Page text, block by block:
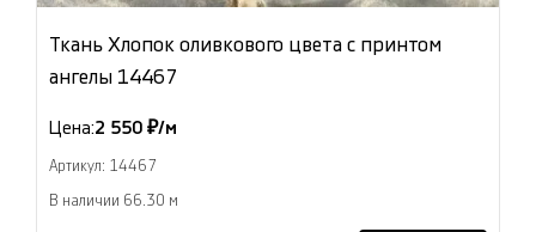
Ткань Хлопок оливкового цвета с принтом
ангелы 14467
Цена:2 550 ₽/м
Артикул: 14467
В наличии 66.30 м